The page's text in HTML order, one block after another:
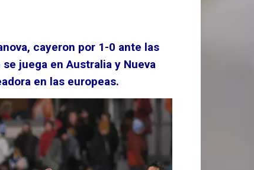
cayeron por 1-0 ante las
juega en Australia y Nueva
en las europeas.